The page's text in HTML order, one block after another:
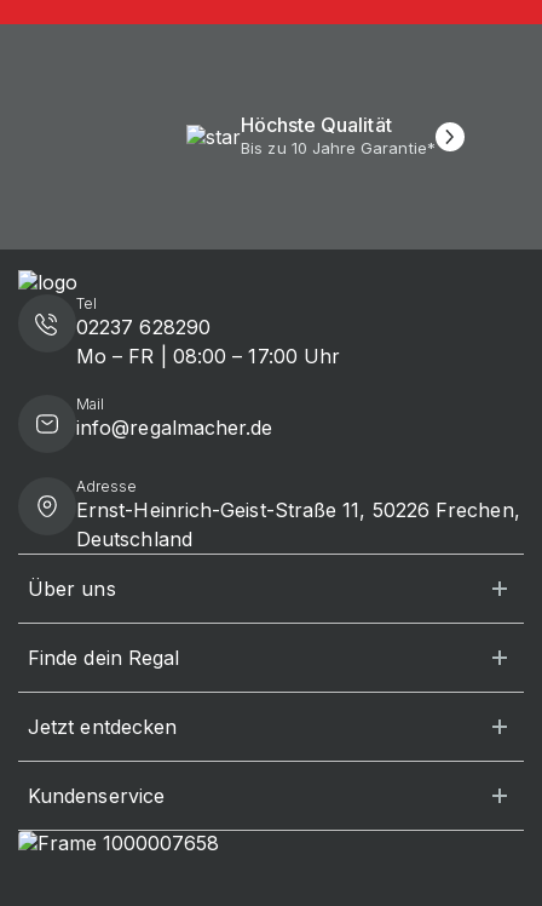
Höchste Qualität
Bis zu 10 Jahre Garantie*
Tel
02237 628290
Mo – FR | 08:00 – 17:00 Uhr
Mail
info@regalmacher.de
Adresse
Ernst-Heinrich-Geist-Straße 11, 50226 Frechen,
Deutschland
Über uns
Finde dein Regal
Jetzt entdecken
Kundenservice